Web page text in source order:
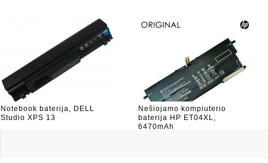
Notebook baterija, DELL
Studio XPS 13
Nešiojamo kompiuterio
baterija HP ET04XL,
6470mAh